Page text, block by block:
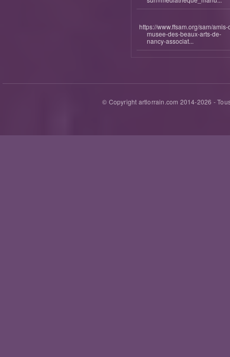
https://www.ffsam.org/sam/amis-
musee-des-beaux-arts-de-
nancy-associat...
© Copyright artlorrain.com 2014-2026 -